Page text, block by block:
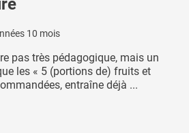
10 mois
pas très pédagogique, mais un
les « 5 (portions de) fruits et
entraîne déjà ...